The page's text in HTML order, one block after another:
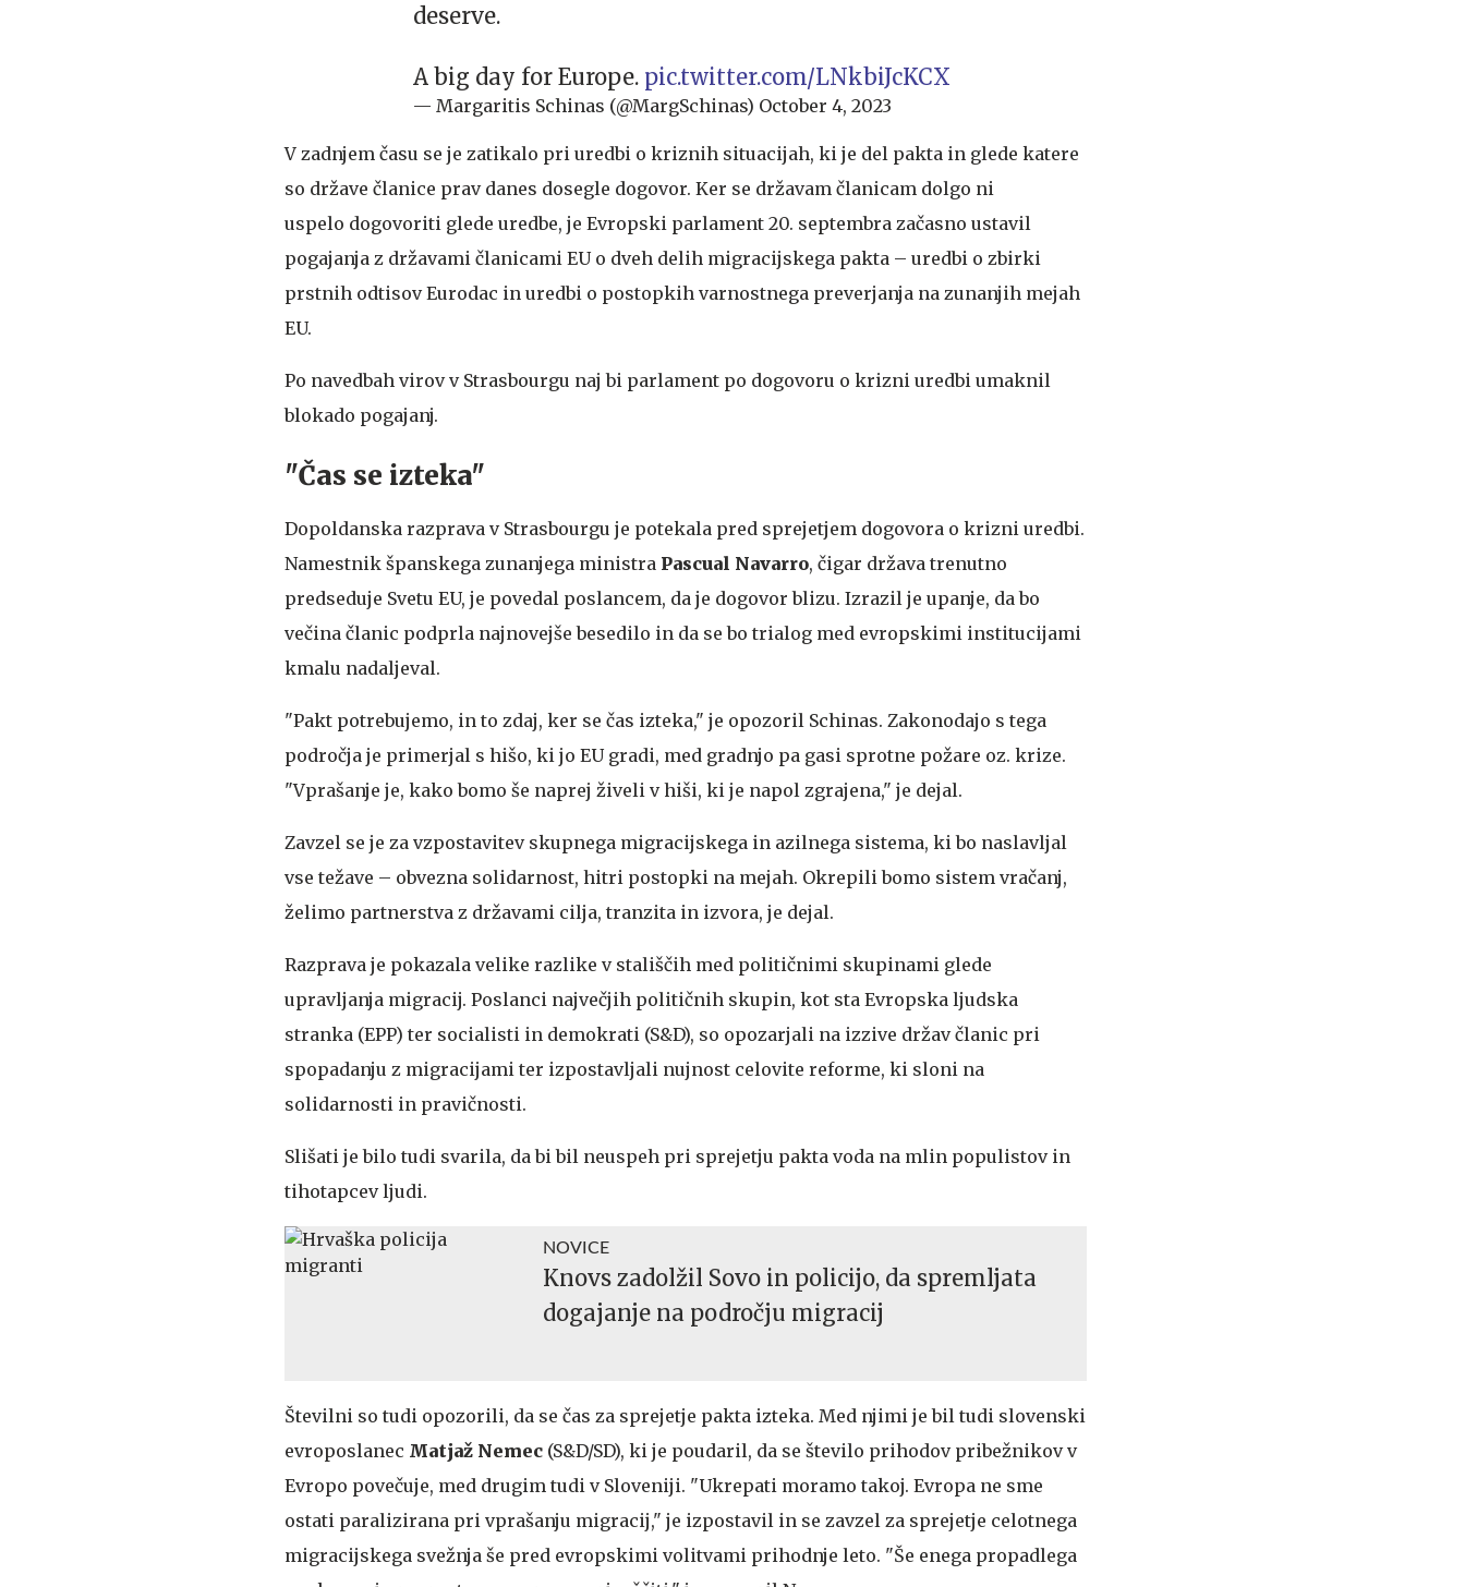
deserve.
A big day for Europe. pic.twitter.com/LNkbiJcKCX
— Margaritis Schinas (@MargSchinas) October 4, 2023
V zadnjem času se je zatikalo pri uredbi o kriznih situacijah, ki je del pakta in glede katere
so države članice prav danes dosegle dogovor. Ker se državam članicam dolgo ni
uspelo dogovoriti glede uredbe, je Evropski parlament 20. septembra začasno ustavil
pogajanja z državami članicami EU o dveh delih migracijskega pakta – uredbi o zbirki
prstnih odtisov Eurodac in uredbi o postopkih varnostnega preverjanja na zunanjih mejah
EU.
Po navedbah virov v Strasbourgu naj bi parlament po dogovoru o krizni uredbi umaknil
blokado pogajanj.
"Čas se izteka"
Dopoldanska razprava v Strasbourgu je potekala pred sprejetjem dogovora o krizni uredbi.
Namestnik španskega zunanjega ministra Pascual Navarro, čigar država trenutno
predseduje Svetu EU, je povedal poslancem, da je dogovor blizu. Izrazil je upanje, da bo
večina članic podprla najnovejše besedilo in da se bo trialog med evropskimi institucijami
kmalu nadaljeval.
"Pakt potrebujemo, in to zdaj, ker se čas izteka," je opozoril Schinas. Zakonodajo s tega
področja je primerjal s hišo, ki jo EU gradi, med gradnjo pa gasi sprotne požare oz. krize.
"Vprašanje je, kako bomo še naprej živeli v hiši, ki je napol zgrajena," je dejal.
Zavzel se je za vzpostavitev skupnega migracijskega in azilnega sistema, ki bo naslavljal
vse težave – obvezna solidarnost, hitri postopki na mejah. Okrepili bomo sistem vračanj,
želimo partnerstva z državami cilja, tranzita in izvora, je dejal.
Razprava je pokazala velike razlike v stališčih med političnimi skupinami glede
upravljanja migracij. Poslanci največjih političnih skupin, kot sta Evropska ljudska
stranka (EPP) ter socialisti in demokrati (S&D), so opozarjali na izzive držav članic pri
spopadanju z migracijami ter izpostavljali nujnost celovite reforme, ki sloni na
solidarnosti in pravičnosti.
Slišati je bilo tudi svarila, da bi bil neuspeh pri sprejetju pakta voda na mlin populistov in
tihotapcev ljudi.
NOVICE
Knovs zadolžil Sovo in policijo, da spremljata
dogajanje na področju migracij
Številni so tudi opozorili, da se čas za sprejetje pakta izteka. Med njimi je bil tudi slovenski
evroposlanec Matjaž Nemec (S&D/SD), ki je poudaril, da se število prihodov pribežnikov v
Evropo povečuje, med drugim tudi v Sloveniji. "Ukrepati moramo takoj. Evropa ne sme
ostati paralizirana pri vprašanju migracij," je izpostavil in se zavzel za sprejetje celotnega
migracijskega svežnja še pred evropskimi volitvami prihodnje leto. "Še enega propadlega